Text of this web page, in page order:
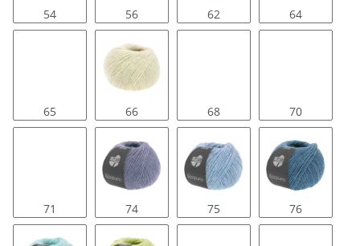
54 56 62 64
65 66 68 70
71 74 75 76